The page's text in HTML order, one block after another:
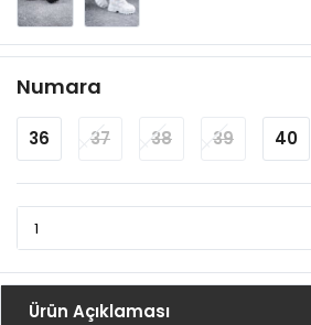
Numara
36 37 38 39 40
Ürün Açıklaması